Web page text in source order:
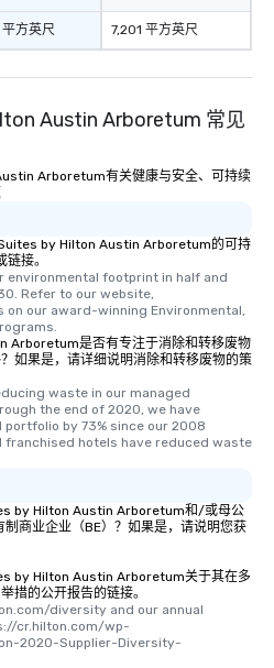
方英尺 7,201 平方英尺
Austin Arboretum 常见
Arboretum有关健康与安全、可持续
by Hilton Austin Arboretum的可持
接。
environmental footprint in half and
Refer to our website,
our award-winning Environmental,
是否有专注于消除和转移废物
如果是，请详细说明消除和转移废物的策
waste in our managed
the end of 2020, we have
by 73% since our 2008
franchised hotels have reduced waste
by Hilton Austin Arboretum和/或母公
制商业企业（BE）？如果是，请说明您获
by Hilton Austin Arboretum关于其在多
措的公开报告的链接。
diversity and our annual
cr.hilton.com/wp-
2020-Supplier-Diversity-